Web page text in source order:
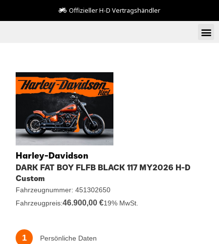
Offizieller H-D Vertragshändler
Harley-Davidson
DARK FAT BOY FLFB BLACK 117 MY2026 H-D
Custom
Fahrzeugnummer: 451302650
Fahrzeugpreis:46.900,00 €19% MwSt.
1 Persönliche Daten